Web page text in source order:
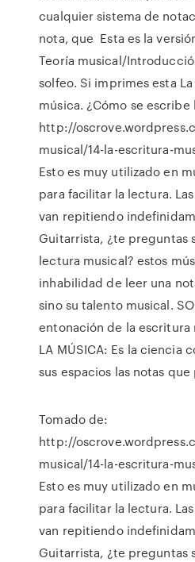
cualquier sistema de
nota, que Esta es la
Teoría musical/
solfeo. Si imprimes esta
música. ¿Cómo se
http://
musical/14-la-escritura-
Esto es muy utilizado en
para facilitar la lectura.
van repitiendo
Guitarrista, ¿te preguntas
lectura musical? estos
inhabilidad de leer una
sino su talento musical.
entonación de la escritura
LA MÚSICA: Es la ciencia
sus espacios las notas que
Tomado de:
http://
musical/14-la-escritura-
Esto es muy utilizado en
para facilitar la lectura.
van repitiendo
Guitarrista, ¿te preguntas